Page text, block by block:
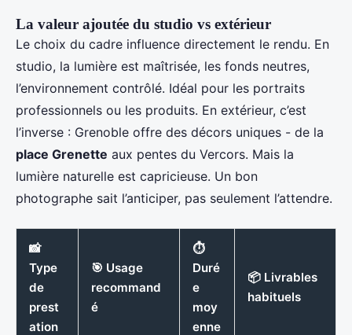
La valeur ajoutée du studio vs extérieur
Le choix du cadre influence directement le rendu. En
studio, la lumière est maîtrisée, les fonds neutres,
l’environnement contrôlé. Idéal pour les portraits
professionnels ou les produits. En extérieur, c’est
l’inverse : Grenoble offre des décors uniques - de la
place Grenette aux pentes du Vercors. Mais la
lumière naturelle est capricieuse. Un bon
photographe sait l’anticiper, pas seulement l’attendre.
📸
Type
de
prest
ation
🎯 Usage
recommand
é
⏱️
Duré
e
moy
enne
📦 Livrables
habituels